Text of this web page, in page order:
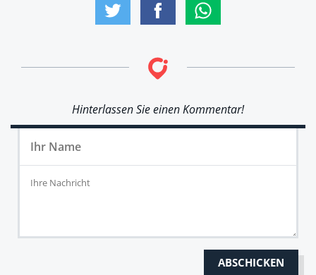
Hinterlassen Sie einen Kommentar!